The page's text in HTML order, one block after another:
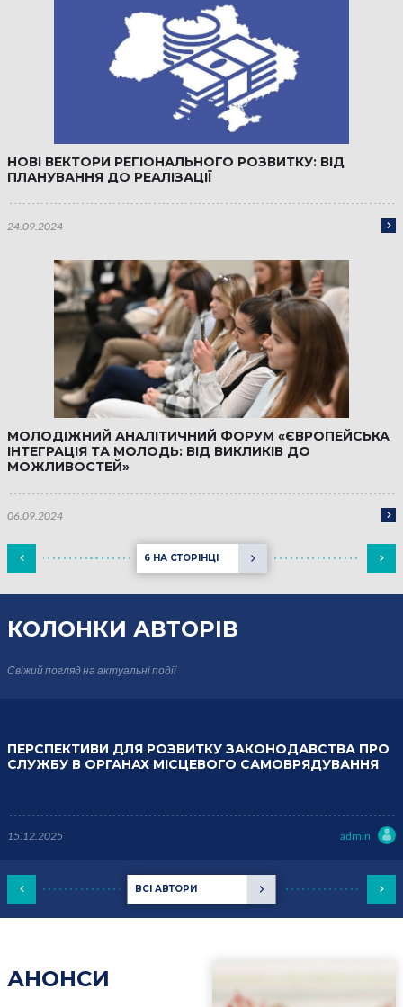
НОВІ ВЕКТОРИ РЕГІОНАЛЬНОГО РОЗВИТКУ: ВІД
ПЛАНУВАННЯ ДО РЕАЛІЗАЦІЇ
24.09.2024
МОЛОДІЖНИЙ АНАЛІТИЧНИЙ ФОРУМ «ЄВРОПЕЙСЬКА
ІНТЕГРАЦІЯ ТА МОЛОДЬ: ВІД ВИКЛИКІВ ДО
МОЖЛИВОСТЕЙ»
06.09.2024
6 НА СТОРІНЦІ
КОЛОНКИ АВТОРІВ
Свіжий погляд на актуальні події
ВСІ АВТОРИ
ПЕРСПЕКТИВИ ДЛЯ РОЗВИТКУ ЗАКОНОДАВСТВА ПРО
СЛУЖБУ В ОРГАНАХ МІСЦЕВОГО САМОВРЯДУВАННЯ
15.12.2025 admin
АНОНСИ